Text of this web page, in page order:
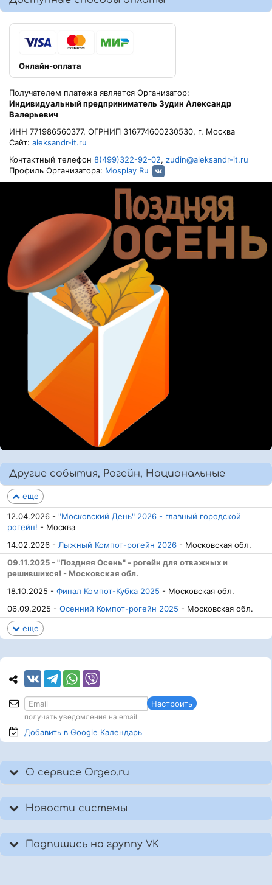
Онлайн-оплата
Получателем платежа является Организатор:
Индивидуальный предприниматель Зудин Александр
Валерьевич
ИНН 771986560377, ОГРНИП 316774600230530, г. Москва
Сайт: aleksandr-it.ru
Контактный телефон 8(499)322-92-02, zudin@aleksandr-it.ru
Профиль Организатора: Mosplay Ru
Другие события, Рогейн, Национальные
еще
12.04.2026 - "Московский День" 2026 - главный городской
рогейн! - Москва
14.02.2026 - Лыжный Компот-рогейн 2026 - Московская обл.
09.11.2025 - "Поздняя Осень" - рогейн для отважных и
решившихся! - Московская обл.
18.10.2025 - Финал Компот-Кубка 2025 - Московская обл.
06.09.2025 - Осенний Компот-рогейн 2025 - Московская обл.
еще
Настроить
получать уведомления на email
Добавить в Google Календарь
О сервисе Orgeo.ru
Новости системы
Подпишись на группу VK